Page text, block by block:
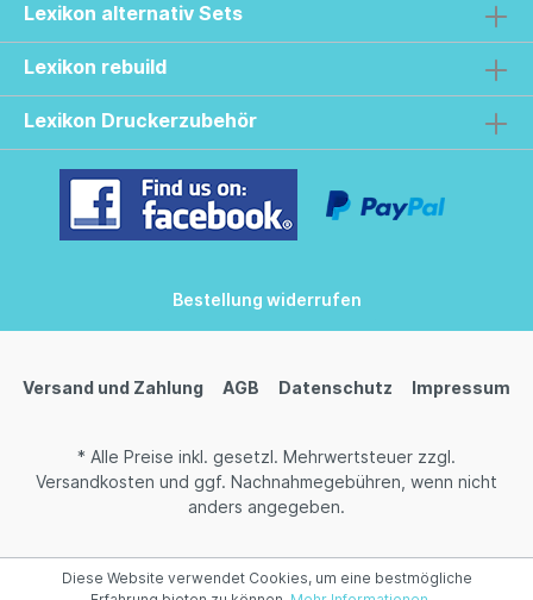
Lexikon alternativ Sets
Lexikon rebuild
Lexikon Druckerzubehör
Bestellung widerrufen
Versand und Zahlung AGB Datenschutz Impressum
* Alle Preise inkl. gesetzl. Mehrwertsteuer zzgl.
Versandkosten und ggf. Nachnahmegebühren, wenn nicht
anders angegeben.
Diese Website verwendet Cookies, um eine bestmögliche